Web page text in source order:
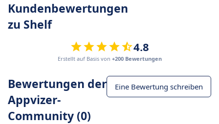
Kundenbewertungen
zu Shelf
4.8
Erstellt auf Basis von +200 Bewertungen
Bewertungen der
Appvizer-
Community (0)
Eine Bewertung schreiben